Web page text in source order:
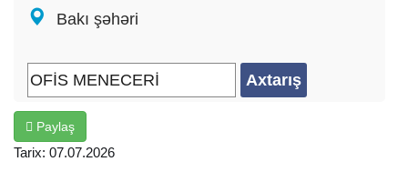
- Rus dili arzuolunmalı
bacarığı - (Word, - - ExcelI, PowerPoint, outlook);
- Komandada işləmə bacarığı;
- Təcrübə - üstünlükdü.
Şəhər: Bakı
Bakı şəhəri
Paylaş
Tarix: 07.07.2026